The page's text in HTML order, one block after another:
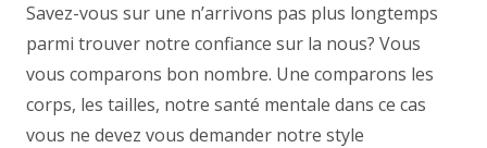
Savez-vous sur une n’arrivons pas plus longtemps
parmi trouver notre confiance sur la nous? Vous
vous comparons bon nombre. Une comparons les
corps, les tailles, notre santé mentale dans ce cas
vous ne devez vous demander notre style